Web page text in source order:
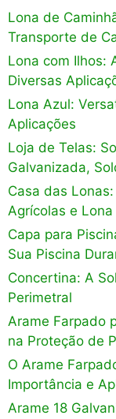
Lona de
Transporte de
Lona com Ilhos:
Diversas
Lona Azul:
Aplicações
Loja de Telas:
Galvanizada,
Casa das
Agrícolas e
Capa para
Sua Piscina
Concertina: A
Perimetral
Arame Farpado
na Proteção de
O Arame
Importância e
Arame 18